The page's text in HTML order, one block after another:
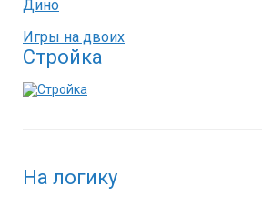
Дино
Игры на двоих
Стройка
На логику